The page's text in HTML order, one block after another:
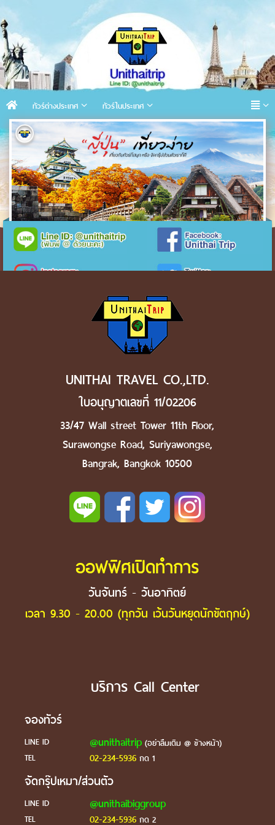
ทัวร์ต่างประเทศ ทัวร์ในประเทศ
UNITHAI TRAVEL CO.,LTD.
ใบอนุญาตเลขที่ 11/02206
33/47 Wall street Tower 11th Floor,
Surawongse Road, Suriyawongse,
Bangrak, Bangkok 10500
ออฟฟิศเปิดทำการ
วันจันทร์ - วันอาทิตย์
เวลา 9.30 - 20.00 (ทุกวัน เว้นวันหยุดนักขัตฤกษ์)
บริการ Call Center
จองทัวร์
LINE ID @unithaitrip(อย่าลืมเติม @ ข้างหน้า)
TEL
02-234-5936กด 1
จัดกรุ๊ปเหมา/ส่วนตัว
LINE ID @unithaibiggroup
TEL 02-234-5936กด 2